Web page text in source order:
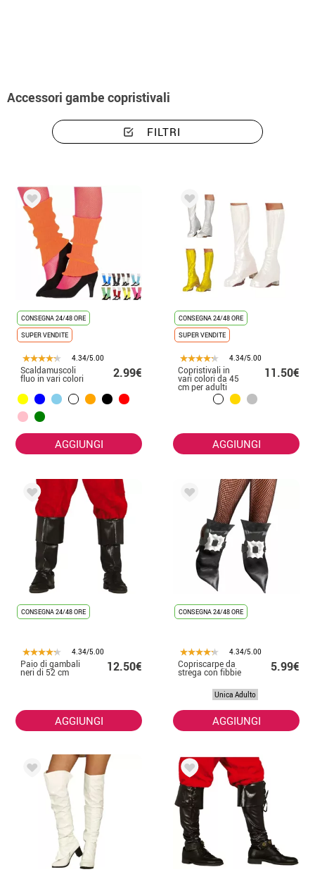
Accessori gambe copristivali
FILTRI
CONSEGNA 24/48 ORE
SUPER VENDITE
4.34/5.00
Scaldamuscoli
fluo in vari colori 2.99€
AGGIUNGI
CONSEGNA 24/48 ORE
SUPER VENDITE
4.34/5.00
Copristivali in
vari colori da 45
cm per adulti
11.50€
AGGIUNGI
CONSEGNA 24/48 ORE
4.34/5.00
Paio di gambali
neri di 52 cm 12.50€
AGGIUNGI
CONSEGNA 24/48 ORE
4.34/5.00
Copriscarpe da
strega con fibbie 5.99€
Unica Adulto
AGGIUNGI